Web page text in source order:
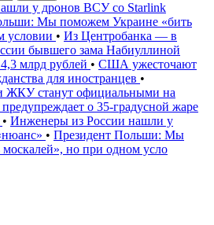
у дронов ВСУ со Starlink
Мы поможем Украине «бить
условии • Из Центробанка — в
бывшего зама Набиуллиной
млрд рублей • США ужесточают
для иностранцев •
ЖКУ станут официальными на
о 35-градусной жаре
• Инженеры из России нашли у
• Президент Польши: Мы
но при одном усло